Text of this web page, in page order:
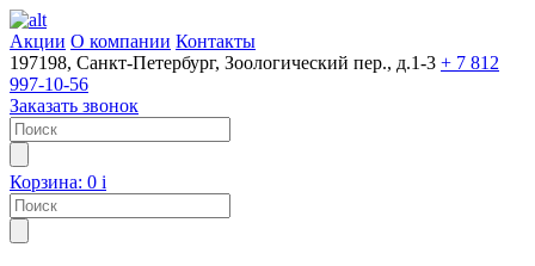
Акции О компании Контакты
197198, Санкт-Петербург, Зоологический пер., д.1-3 + 7 812
997-10-56
Заказать звонок
Корзина: 0 i